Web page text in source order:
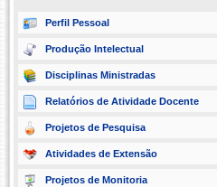
Perfil Pessoal
Produção Intelectual
Disciplinas Ministradas
Relatórios de Atividade Docente
Projetos de Pesquisa
Atividades de Extensão
Projetos de Monitoria